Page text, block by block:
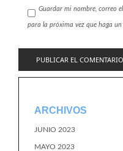
Guardar mi nombre, correo
para la próxima vez que haga un
ARCHIVOS
JUNIO 2023
MAYO 2023